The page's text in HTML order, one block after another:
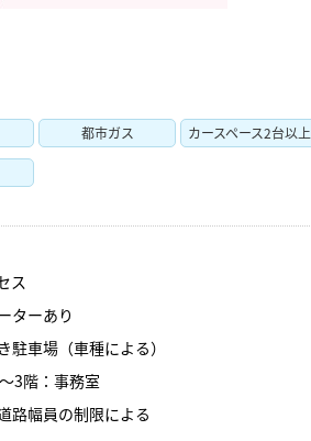
都市ガス カースペース2台以上
ス
ターあり
車場（車種による）
3階：事務室
路幅員の制限による